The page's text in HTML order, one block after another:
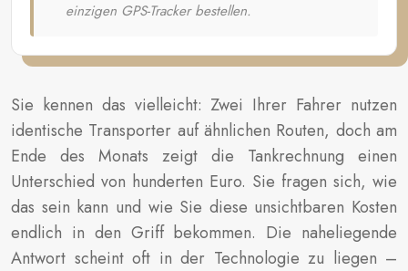
einzigen GPS-Tracker bestellen.
Sie kennen das vielleicht: Zwei Ihrer Fahrer nutzen
identische Transporter auf ähnlichen Routen, doch am
Ende des Monats zeigt die Tankrechnung einen
Unterschied von hunderten Euro. Sie fragen sich, wie
das sein kann und wie Sie diese unsichtbaren Kosten
endlich in den Griff bekommen. Die naheliegende
Antwort scheint oft in der Technologie zu liegen –